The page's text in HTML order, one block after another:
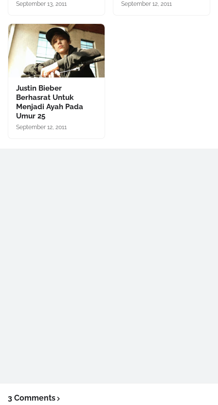
September 13, 2011 September 12, 2011
Justin Bieber
Berhasrat Untuk
Menjadi Ayah Pada
Umur 25
September 12, 2011
3 Comments